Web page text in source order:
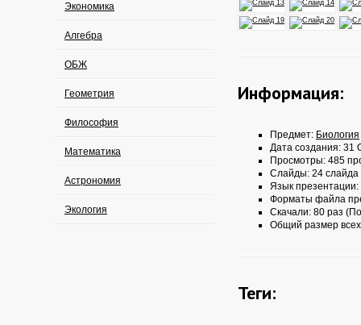
Экономика
Алгебра
ОБЖ
Геометрия
Философия
Математика
Астрономия
Экология
Информация:
Предмет: Биология
Дата создания: 31
Просмотры: 485
Слайды: 24 слайда
Язык презентации:
Форматы файла
Скачали: 80 раз
Общий размер
Теги: